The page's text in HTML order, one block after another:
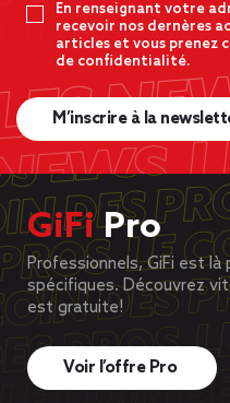
En renseignant votre
recevoir nos dernères
articles et vous prenez
de confidentialité.
M’inscrire à la
GiFiPro
Professionnels, GiFi est
spécifiques. Découvrez
est gratuite!
Voir l’offre Pro